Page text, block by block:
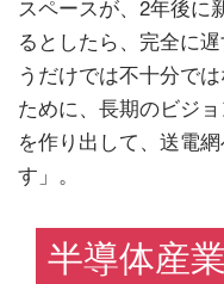
スペースが、2年後に
るとしたら、完全に
うだけでは不十分で
ために、長期のビジ
を作り出して、送電
す」。
半導体産